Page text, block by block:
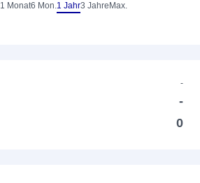
1 Monat6 Mon.1 Jahr3 Jahre Max.
-
-
0